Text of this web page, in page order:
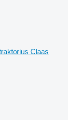
Claas